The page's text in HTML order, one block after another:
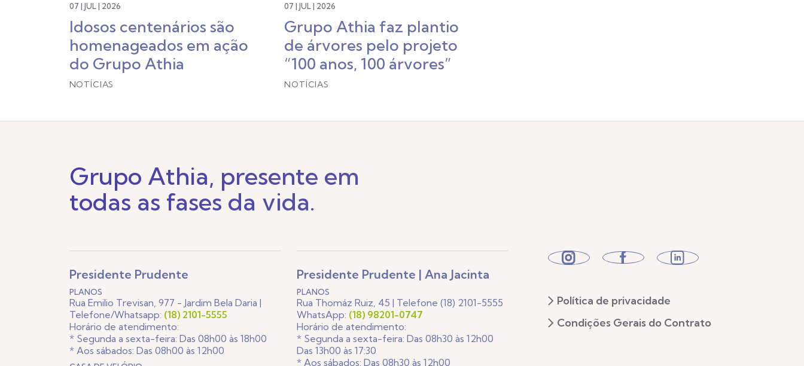
07 | JUL | 2026
Idosos centenários são
homenageados em ação
do Grupo Athia
NOTÍCIAS
07 | JUL | 2026
Grupo Athia faz plantio
de árvores pelo projeto
“100 anos, 100 árvores”
NOTÍCIAS
Grupo Athia, presente em
todas as fases da vida.
Presidente Prudente
PLANOS
Rua Emilio Trevisan, 977 - Jardim Bela Daria |
Telefone/Whatsapp: (18) 2101-5555
Horário de atendimento:
* Segunda a sexta-feira: Das 08h00 às 18h00
* Aos sábados: Das 08h00 às 12h00
Presidente Prudente | Ana Jacinta
PLANOS
Rua Thomáz Ruiz, 45 | Telefone (18) 2101-5555
WhatsApp: (18) 98201-0747
Horário de atendimento:
* Segunda a sexta-feira: Das 08h30 às 12h00
Das 13h00 às 17:30
* Aos sábados: Das 08h30 às 12h00
Política de privacidade
Condições Gerais do Contrato